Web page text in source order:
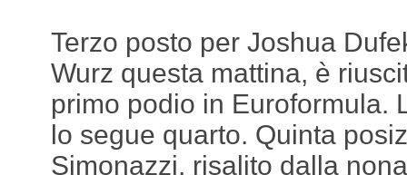
Terzo posto per Joshua
Wurz questa mattina, è
primo podio in Euroformula.
lo segue quarto. Quinta
Simonazzi, risalito dalla